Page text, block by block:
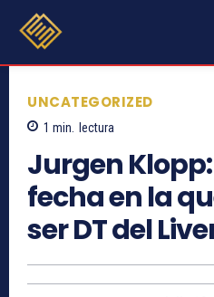
UNCATEGORIZED
1 min. lectura
Jurgen
fecha en la
ser DT del